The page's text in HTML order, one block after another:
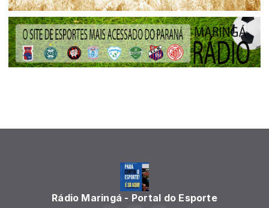
Rádio Maringá - Portal do Esporte